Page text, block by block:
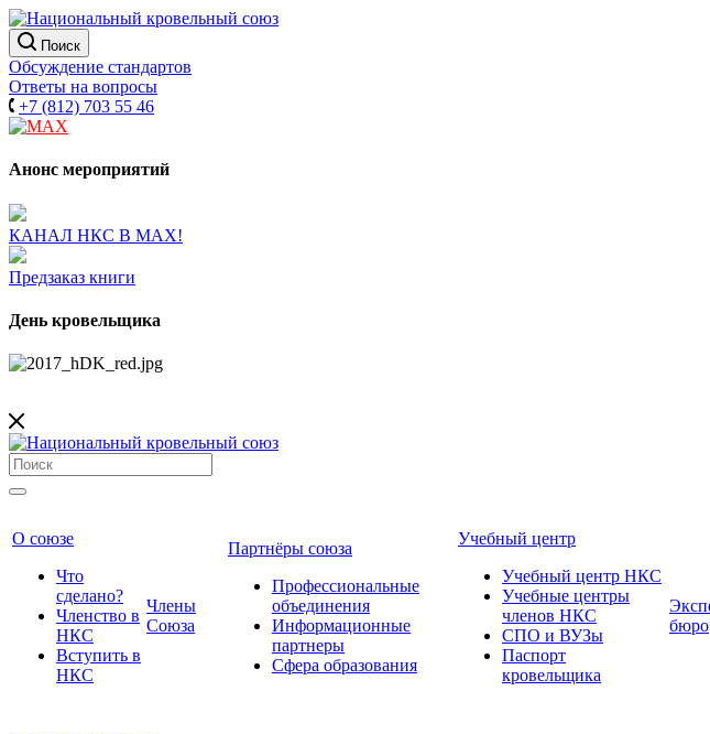
Поиск
Обсуждение стандартов
Ответы на вопросы
+7 (812) 703 55 46
Анонс мероприятий
КАНАЛ НКС В МАХ!
Предзаказ книги
День кровельщика
О союзе
Что
сделано?
Членство в
НКС
Вступить в
НКС
Члены
Союза
Партнёры союза
Профессиональные
объединения
Информационные
партнеры
Сфера образования
Учебный центр
Учебный центр НКС
Учебные центры
членов НКС
СПО и ВУЗы
Паспорт
кровельщика
бюро